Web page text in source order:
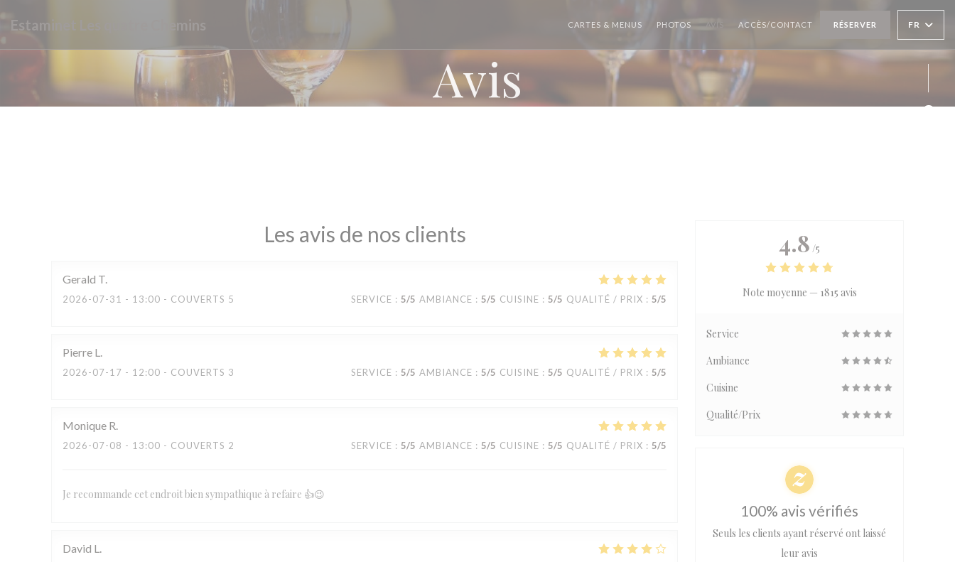
Estaminet Les quatre Chemins CARTES & MENUS PHOTOS ACCÈS/CONTACT RÉSERVER FR
Avis
Les avis de nos clients
Gerald T
2026-07-31 - 13:00 - COUVERTS 5 SERVICE : 5/5 AMBIANCE : 5/5 CUISINE : 5/5 QUALITÉ / PRIX : 5/5
Pierre L
2026-07-17 - 12:00 - COUVERTS 3 SERVICE : 5/5 AMBIANCE : 5/5 CUISINE : 5/5 QUALITÉ / PRIX : 5/5
Monique R
2026-07-08 - 13:00 - COUVERTS 2 SERVICE : 5/5 AMBIANCE : 5/5 CUISINE : 5/5 QUALITÉ / PRIX : 5/5
Je recommande cet endroit bien sympathique à refaire 👍😉
David L
4.8 /5
Note moyenne — 1815 avis
Service
Ambiance
Cuisine
Qualité/Prix
100% avis vérifiés
Seuls les clients ayant réservé ont laissé
leur avis